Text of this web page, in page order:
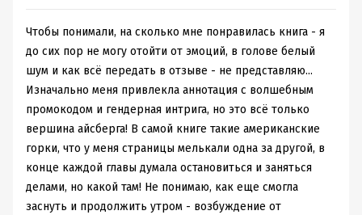
Чтобы понимали, на сколько мне понравилась книга - я
до сих пор не могу отойти от эмоций, в голове белый
шум и как всё передать в отзыве - не представляю...
Изначально меня привлекла аннотация с волшебным
промокодом и гендерная интрига, но это всё только
вершина айсберга! В самой книге такие американские
горки, что у меня страницы мелькали одна за другой, в
конце каждой главы думала остановиться и заняться
делами, но какой там! Не понимаю, как еще смогла
заснуть и продолжить утром - возбуждение от